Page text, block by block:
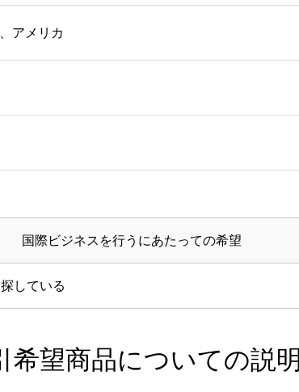
アメリカ
国際ビジネスを行うにあたっての希望
している
希望商品についての説明